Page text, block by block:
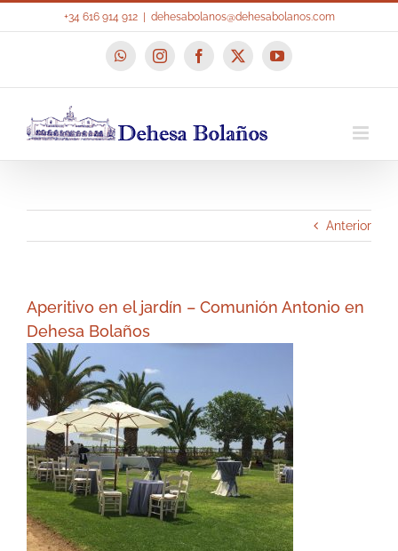
+34 616 914 912 dehesabolanos@dehesabolanos.com
WhatsAppInstagramFacebook
X YouTube
Anterior
Aperitivo en el jardín – Comunión Antonio en
Dehesa Bolaños